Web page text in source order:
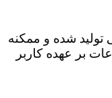
شده و ممکنه
بر عهده کاربر